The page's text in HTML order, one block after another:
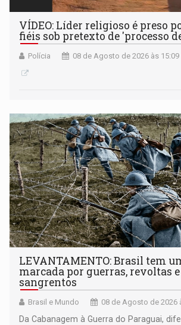
VÍDEO: Líder religioso é preso
fiéis sob pretexto de 'processo
Polícia 08 de Agosto de 2026 às 15:09
LEVANTAMENTO: Brasil tem
marcada por guerras, revoltas
sangrentos
Brasil e Mundo 08 de Agosto de 2026
Da Cabanagem à Guerra do Paraguai,